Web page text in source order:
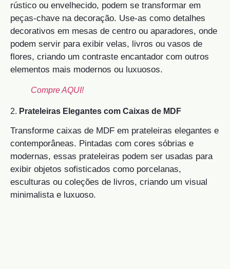
rústico ou envelhecido, podem se transformar em
peças-chave na decoração. Use-as como detalhes
decorativos em mesas de centro ou aparadores, onde
podem servir para exibir velas, livros ou vasos de
flores, criando um contraste encantador com outros
elementos mais modernos ou luxuosos.
Compre AQUI!
2. Prateleiras Elegantes com Caixas de MDF
Transforme caixas de MDF em prateleiras elegantes e
contemporâneas. Pintadas com cores sóbrias e
modernas, essas prateleiras podem ser usadas para
exibir objetos sofisticados como porcelanas,
esculturas ou coleções de livros, criando um visual
minimalista e luxuoso.